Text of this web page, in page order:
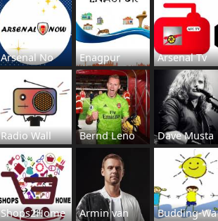
Arsenal No Enagpur Arsenal Tv
Radio Wall Bernd Leno Dave Musta
Shops2Home Armin van Budding-Wa